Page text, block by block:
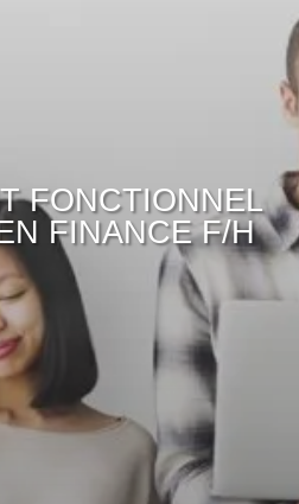
FONCTIONNEL
FINANCE F/H